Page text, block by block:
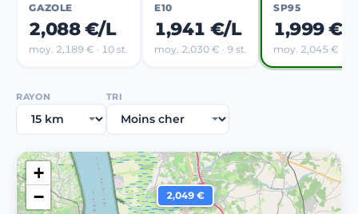
GAZOLE
2,088 €/L
moy. 2,189 € · 10 st.
E10
1,941 €/L
moy. 2,030 € · 9 st.
SP95
1,999 €/
moy. 2,045 € · 5
RAYON TRI
2,049 €
+
−